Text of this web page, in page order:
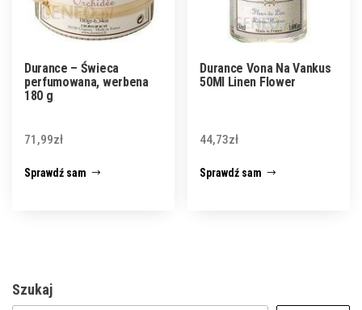
Durance – Świeca
perfumowana, werbena
180 g
71,99zł
Sprawdź sam
Durance Vona Na Vankus
50Ml Linen Flower
44,73zł
Sprawdź sam
Szukaj